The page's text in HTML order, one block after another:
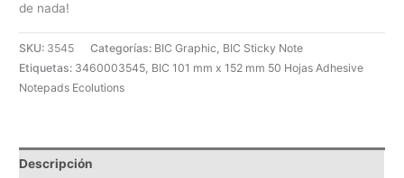
de nada!
SKU: 3545 Categorías: BIC Graphic, BIC Sticky Note
Etiquetas: 3460003545, BIC 101 mm x 152 mm 50 Hojas Adhesive
Notepads Ecolutions
Descripción